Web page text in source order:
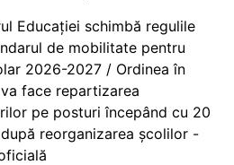
Educației schimbă regulile
de mobilitate pentru
2026-2027 / Ordinea în
face repartizarea
pe posturi începând cu 20
reorganizarea școlilor -